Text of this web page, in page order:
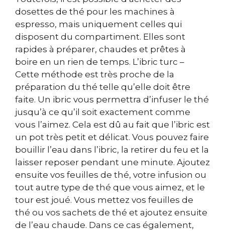
dosettes de thé pour les machines à
espresso, mais uniquement celles qui
disposent du compartiment. Elles sont
rapides à préparer, chaudes et prêtes à
boire en un rien de temps. L’ibric turc –
Cette méthode est très proche de la
préparation du thé telle qu’elle doit être
faite. Un ibric vous permettra d’infuser le thé
jusqu’à ce qu’il soit exactement comme
vous l’aimez. Cela est dû au fait que l’ibric est
un pot très petit et délicat. Vous pouvez faire
bouillir l’eau dans l’ibric, la retirer du feu et la
laisser reposer pendant une minute. Ajoutez
ensuite vos feuilles de thé, votre infusion ou
tout autre type de thé que vous aimez, et le
tour est joué. Vous mettez vos feuilles de
thé ou vos sachets de thé et ajoutez ensuite
de l’eau chaude. Dans ce cas également,